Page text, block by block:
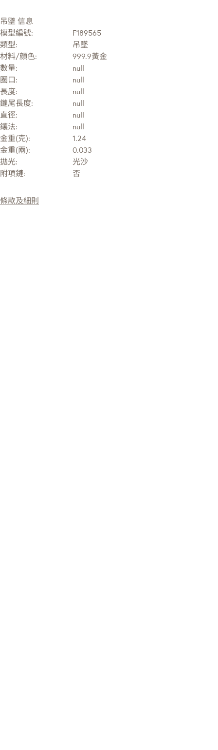
吊墜 信息
模型編號:
F189565
類型:
吊墜
材料/顔色:
999.9黃金
數量:
null
圈口:
null
長度:
null
鏈尾長度:
null
直徑:
null
鑲法:
null
金重(克):
1.24
金重(兩):
0.033
拋光:
光沙
附項鏈:
否
條款及細則